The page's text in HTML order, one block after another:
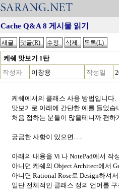
Cache Q&A 8 게시물 읽기
케쉐 맛보기 1탄
작성자
이창용 작성일
케쉐에서의 클래스 사용 방법입니다.
맛보기로 아래에 간단한 예를 들었습
처음 접하는 분들이 많을테니까 편하
궁금한 사항이 있으면......
아래의 내용을 Vi 나 NotePad에서 작
아니면 케쉐의 Object Architect에서
아니면 Rational Rose로 Design하셔
일단 전체적인 클래스 정의 언어를 구